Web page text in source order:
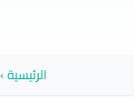
الرئيسية›